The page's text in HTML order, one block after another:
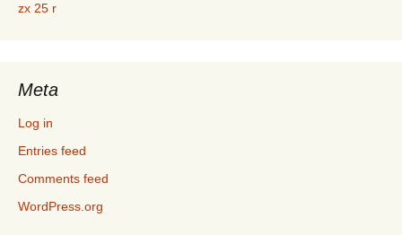
zx 25 r
Meta
Log in
Entries feed
Comments feed
WordPress.org